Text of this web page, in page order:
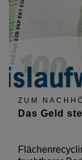
ZUM
Das Geld